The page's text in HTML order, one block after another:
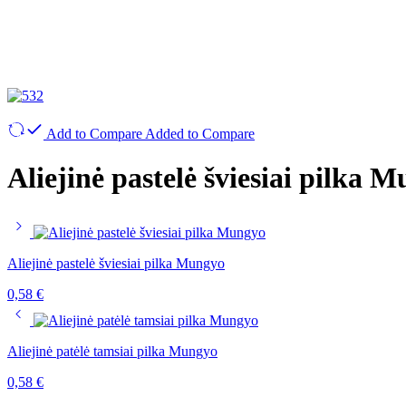
Add to Compare Added to Compare
Aliejinė pastelė šviesiai pilka
Aliejinė pastelė šviesiai pilka Mungyo
0,58 €
Aliejinė patėlė tamsiai pilka Mungyo
0,58 €